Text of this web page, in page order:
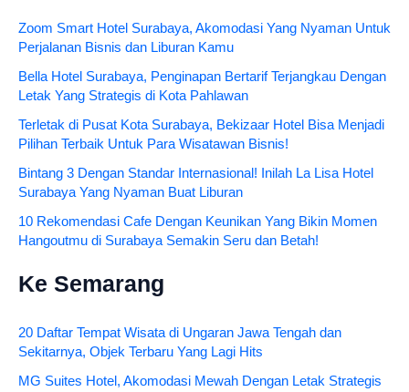
Zoom Smart Hotel Surabaya, Akomodasi Yang Nyaman Untuk
Perjalanan Bisnis dan Liburan Kamu
Bella Hotel Surabaya, Penginapan Bertarif Terjangkau Dengan
Letak Yang Strategis di Kota Pahlawan
Terletak di Pusat Kota Surabaya, Bekizaar Hotel Bisa Menjadi
Pilihan Terbaik Untuk Para Wisatawan Bisnis!
Bintang 3 Dengan Standar Internasional! Inilah La Lisa Hotel
Surabaya Yang Nyaman Buat Liburan
10 Rekomendasi Cafe Dengan Keunikan Yang Bikin Momen
Hangoutmu di Surabaya Semakin Seru dan Betah!
Ke Semarang
20 Daftar Tempat Wisata di Ungaran Jawa Tengah dan
Sekitarnya, Objek Terbaru Yang Lagi Hits
MG Suites Hotel, Akomodasi Mewah Dengan Letak Strategis